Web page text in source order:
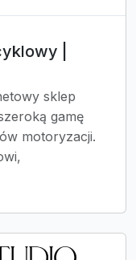
|
sklep
gamę
motoryzacji.